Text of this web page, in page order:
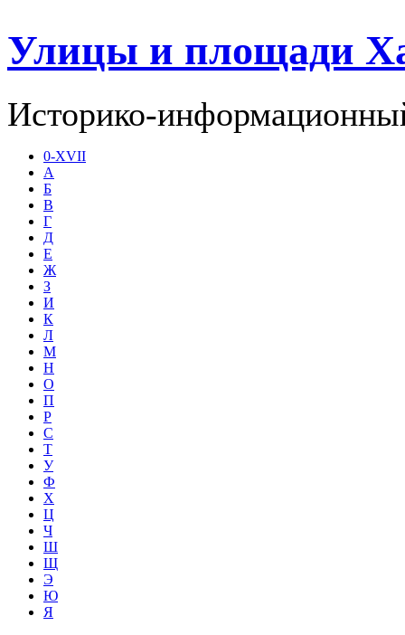
Улицы и площади
Историко-
0-XVII
А
Б
В
Г
Д
Е
Ж
З
И
К
Л
М
Н
О
П
Р
С
Т
У
Ф
Х
Ц
Ч
Ш
Щ
Э
Ю
Я